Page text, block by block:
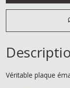
Véritable plaque